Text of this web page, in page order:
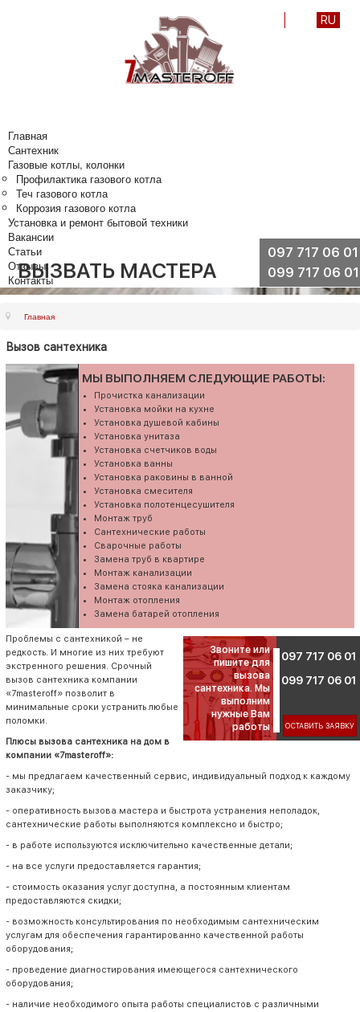
Главная
Сантехник
Газовые котлы, колонки
Профилактика газового котла
Теч газового котла
Коррозия газового котла
Установка и ремонт бытовой техники
Вакансии
Статьи
Отзывы
Контакты
RU
ВЫЗВАТЬ МАСТЕРА
097 717 06 01
099 717 06 01
Главная
Вызов сантехника
МЫ ВЫПОЛНЯЕМ СЛЕДУЮЩИЕ РАБОТЫ:
Прочистка канализации
Установка мойки на кухне
Установка душевой кабины
Установка унитаза
Установка счетчиков воды
Установка ванны
Установка раковины в ванной
Установка смесителя
Установка полотенцесушителя
Монтаж труб
Сантехнические работы
Сварочные работы
Замена труб в квартире
Монтаж канализации
Замена стояка канализации
Монтаж отопления
Замена батарей отопления
Звоните или
пишите для
вызова
сантехника. Мы
выполним
нужные Вам
работы
097 717 06 01
099 717 06 01
ОСТАВИТЬ ЗАЯВКУ
Проблемы с сантехникой – не
редкость. И многие из них требуют
экстренного решения. Срочный
вызов сантехника компании
«7masteroff» позволит в
минимальные сроки устранить любые
поломки.
Плюсы вызова сантехника на дом в
компании «7masteroff»:
- мы предлагаем качественный сервис, индивидуальный подход к каждому
заказчику;
- оперативность вызова мастера и быстрота устранения неполадок,
сантехнические работы выполняются комплексно и быстро;
- в работе используются исключительно качественные детали;
- на все услуги предоставляется гарантия;
- стоимость оказания услуг доступна, а постоянным клиентам
предоставляются скидки;
- возможность консультирования по необходимым сантехническим
услугам для обеспечения гарантированно качественной работы
оборудования;
- проведение диагностирования имеющегося сантехнического
оборудования;
- наличие необходимого опыта работы специалистов с различными